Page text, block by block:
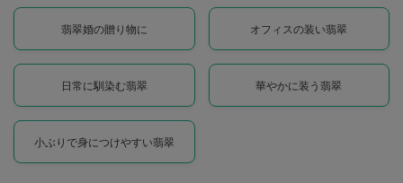
翡翠婚の贈り物に オフィスの装い翡翠
日常に馴染む翡翠 華やかに装う翡翠
小ぶりで身につけやすい翡翠